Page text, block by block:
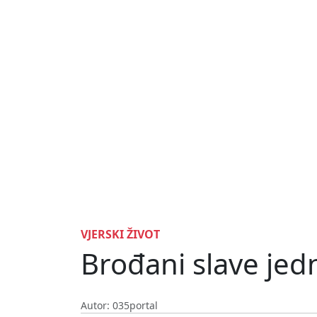
VJERSKI ŽIVOT
Brođani slave
Autor: 035portal